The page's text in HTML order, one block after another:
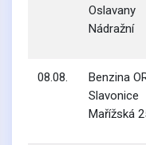
Oslavany
Nádražní
08.08.
Benzina
Slavonice
Mařížská